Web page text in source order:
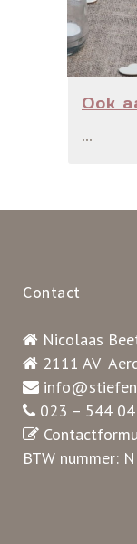
Ook
...
Contact
Nicolaas
2111 AV
023 – 544
BTW nummer: